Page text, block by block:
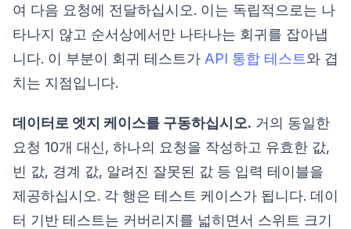
여 다음 요청에 전달하십시오. 이는 독립적으로는 나
타나지 않고 순서상에서만 나타나는 회귀를 잡아냅
니다. 이 부분이 회귀 테스트가 API 통합 테스트와 겹
치는 지점입니다.
데이터로 엣지 케이스를 구동하십시오. 거의 동일한
요청 10개 대신, 하나의 요청을 작성하고 유효한 값,
빈 값, 경계 값, 알려진 잘못된 값 등 입력 테이블을
제공하십시오. 각 행은 테스트 케이스가 됩니다. 데이
터 기반 테스트는 커버리지를 넓히면서 스위트 크기